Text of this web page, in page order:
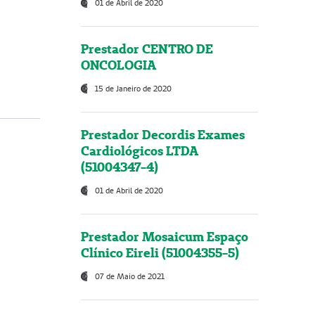
01 de Abril de 2020
Prestador CENTRO DE
ONCOLOGIA
15 de Janeiro de 2020
Prestador Decordis Exames
Cardiológicos LTDA
(51004347-4)
01 de Abril de 2020
Prestador Mosaicum Espaço
Clínico Eireli (51004355-5)
07 de Maio de 2021